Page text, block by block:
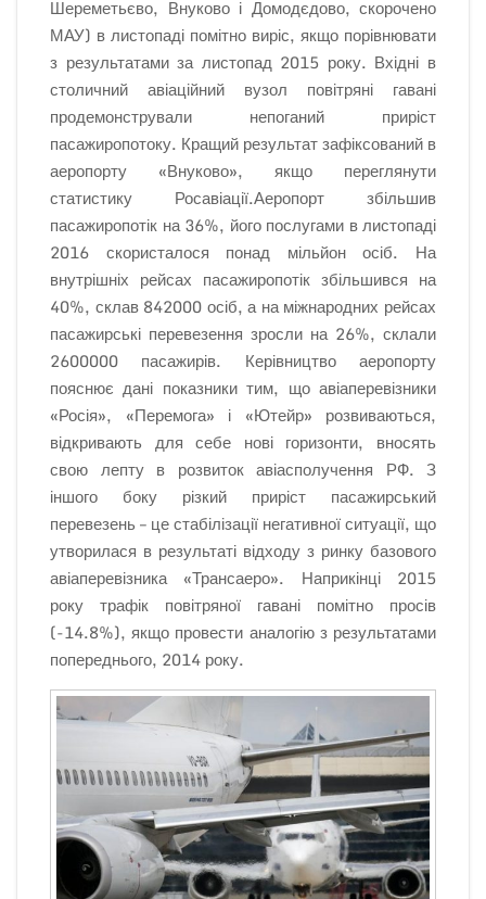
Шереметьєво, Внуково і Домодєдово, скорочено
МАУ) в листопаді помітно виріс, якщо порівнювати
з результатами за листопад 2015 року. Вхідні в
столичний авіаційний вузол повітряні гавані
продемонстрували непоганий приріст
пасажиропотоку. Кращий результат зафіксований в
аеропорту «Внуково», якщо переглянути
статистику Росавіації.Аеропорт збільшив
пасажиропотік на 36%, його послугами в листопаді
2016 скористалося понад мільйон осіб. На
внутрішніх рейсах пасажиропотік збільшився на
40%, склав 842000 осіб, а на міжнародних рейсах
пасажирські перевезення зросли на 26%, склали
2600000 пасажирів. Керівництво аеропорту
пояснює дані показники тим, що авіаперевізники
«Росія», «Перемога» і «Ютейр» розвиваються,
відкривають для себе нові горизонти, вносять
свою лепту в розвиток авіасполучення РФ. З
іншого боку різкий приріст пасажирський
перевезень – це стабілізації негативної ситуації, що
утворилася в результаті відходу з ринку базового
авіаперевізника «Трансаеро». Наприкінці 2015
року трафік повітряної гавані помітно просів
(-14.8%), якщо провести аналогію з результатами
попереднього, 2014 року.